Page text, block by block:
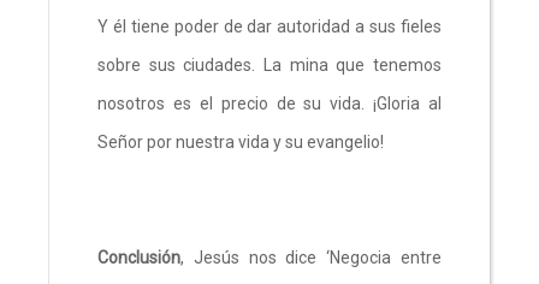
Y él tiene poder de dar autoridad a sus fieles
sobre sus ciudades. La mina que tenemos
nosotros es el precio de su vida. ¡Gloria al
Señor por nuestra vida y su evangelio!
Conclusión, Jesús nos dice ‘Negocia entre